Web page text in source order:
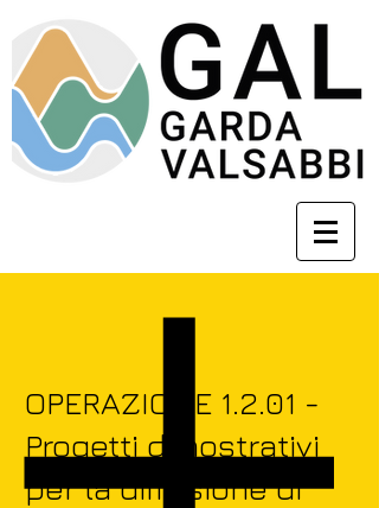
OPERAZIONE 1.2.01 -
Progetti dimostrativi
per la diffusione di